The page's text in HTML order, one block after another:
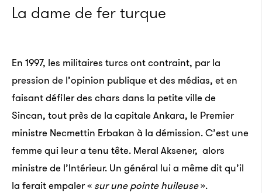
La dame de fer turque
En 1997, les militaires turcs ont contraint, par la
pression de l’opinion publique et des médias, et en
faisant défiler des chars dans la petite ville de
Sincan, tout près de la capitale Ankara, le Premier
ministre Necmettin Erbakan à la démission. C’est une
femme qui leur a tenu tête. Meral Aksener, alors
ministre de l’Intérieur. Un général lui a même dit qu’il
la ferait empaler « sur une pointe huileuse».